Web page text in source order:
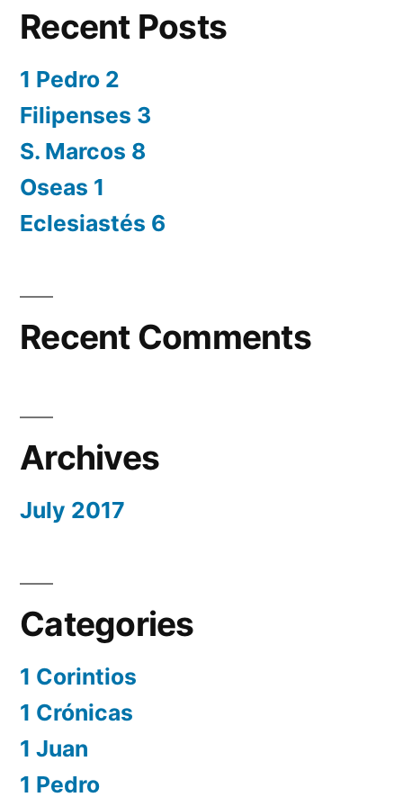
Recent Posts
1 Pedro 2
Filipenses 3
S. Marcos 8
Oseas 1
Eclesiastés 6
Recent Comments
Archives
July 2017
Categories
1 Corintios
1 Crónicas
1 Juan
1 Pedro